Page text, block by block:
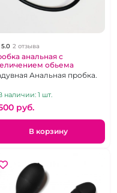
5.0 2 отзыва
анальная с
обьема
Анальная пробка.
наличии: 1 шт.
pуб.
В корзину